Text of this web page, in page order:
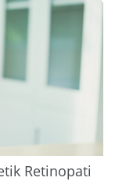
Retinopati